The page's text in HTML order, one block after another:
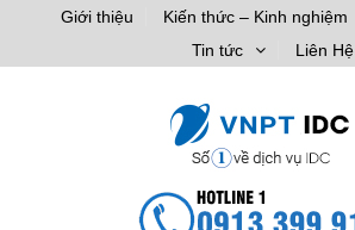
Giới thiệu Kiến thức – Kinh nghiệm
Tin tức
Liên Hệ